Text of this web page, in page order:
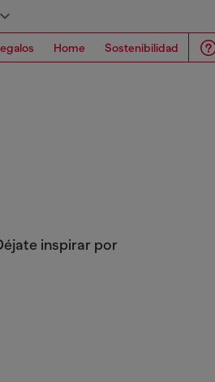
Home Sostenibilidad
inspirar por